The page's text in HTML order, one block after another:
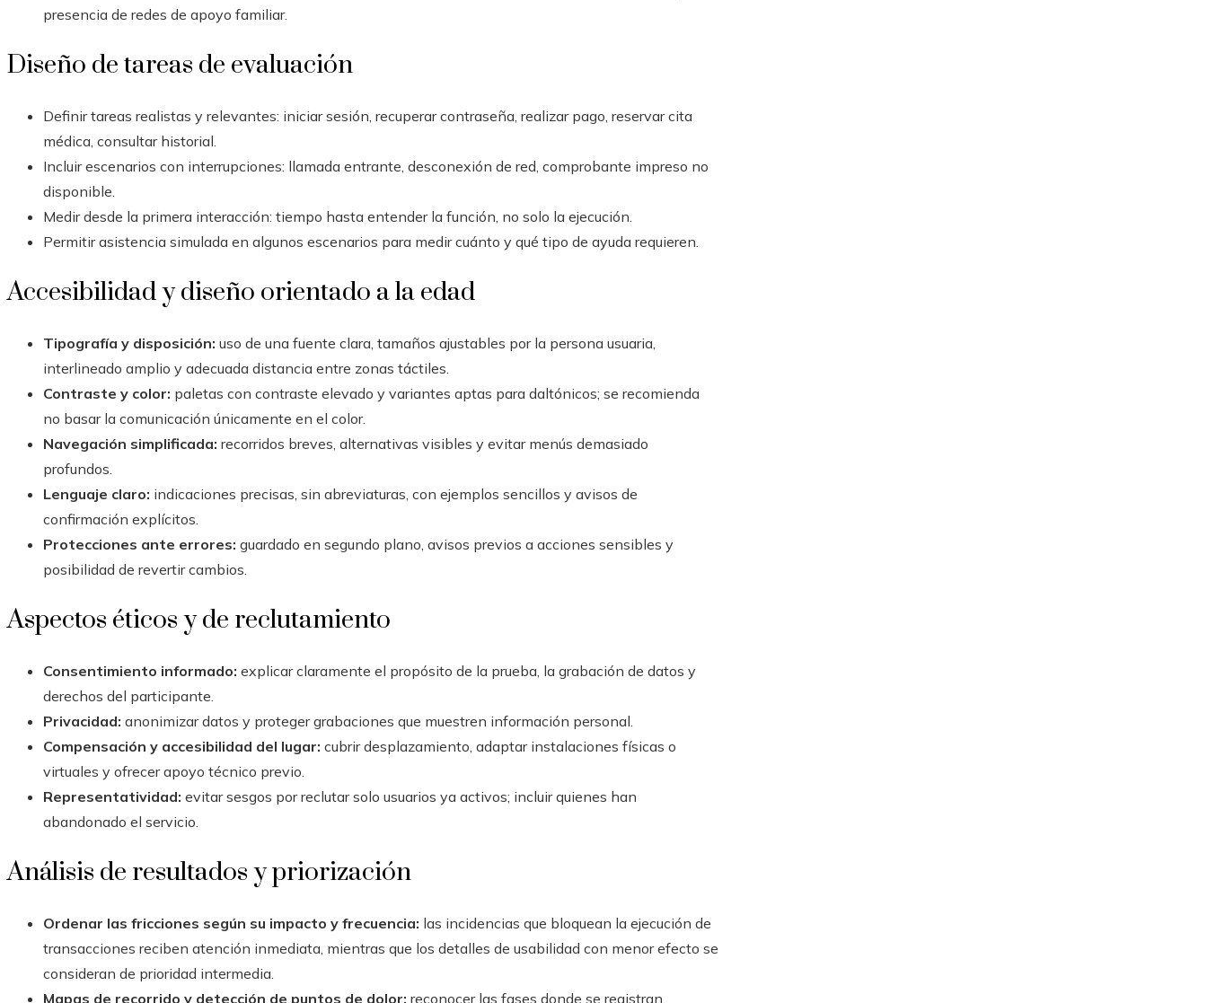
presencia de redes de apoyo familiar.
Diseño de tareas de evaluación
Definir tareas realistas y relevantes: iniciar sesión, recuperar contraseña, realizar pago, reservar cita
médica, consultar historial.
Incluir escenarios con interrupciones: llamada entrante, desconexión de red, comprobante impreso no
disponible.
Medir desde la primera interacción: tiempo hasta entender la función, no solo la ejecución.
Permitir asistencia simulada en algunos escenarios para medir cuánto y qué tipo de ayuda requieren.
Accesibilidad y diseño orientado a la edad
Tipografía y disposición: uso de una fuente clara, tamaños ajustables por la persona usuaria,
interlineado amplio y adecuada distancia entre zonas táctiles.
Contraste y color: paletas con contraste elevado y variantes aptas para daltónicos; se recomienda
no basar la comunicación únicamente en el color.
Navegación simplificada: recorridos breves, alternativas visibles y evitar menús demasiado
profundos.
Lenguaje claro: indicaciones precisas, sin abreviaturas, con ejemplos sencillos y avisos de
confirmación explícitos.
Protecciones ante errores: guardado en segundo plano, avisos previos a acciones sensibles y
posibilidad de revertir cambios.
Aspectos éticos y de reclutamiento
Consentimiento informado: explicar claramente el propósito de la prueba, la grabación de datos y
derechos del participante.
Privacidad: anonimizar datos y proteger grabaciones que muestren información personal.
Compensación y accesibilidad del lugar: cubrir desplazamiento, adaptar instalaciones físicas o
virtuales y ofrecer apoyo técnico previo.
Representatividad: evitar sesgos por reclutar solo usuarios ya activos; incluir quienes han
abandonado el servicio.
Análisis de resultados y priorización
Ordenar las fricciones según su impacto y frecuencia: las incidencias que bloquean la ejecución de
transacciones reciben atención inmediata, mientras que los detalles de usabilidad con menor efecto se
consideran de prioridad intermedia.
Mapas de recorrido y detección de puntos de dolor: reconocer las fases donde se registran